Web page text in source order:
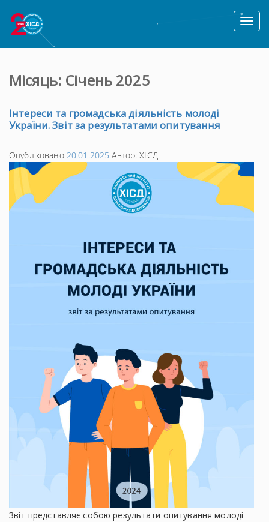
Toggle
Місяць: Січень 2025
Інтереси та громадська діяльність молоді
України. Звіт за результатами опитування
Опубліковано 20.01.2025 Автор:ХІСД
Звіт представляє собою результати опитування молоді